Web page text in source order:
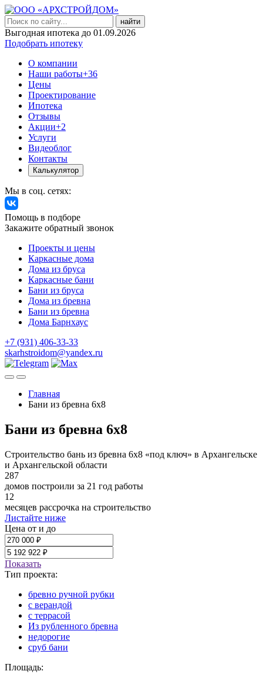
найти
Выгодная ипотека до 01.09.2026
Подобрать ипотеку
О компании
Наши работы+36
Цены
Проектирование
Ипотека
Отзывы
Акции+2
Услуги
Видеоблог
Контакты
Калькулятор
Мы в соц. сетях:
Помощь в подборе
Закажите обратный звонок
Проекты и цены
Каркасные дома
Дома из бруса
Каркасные бани
Бани из бруса
Дома из бревна
Бани из бревна
Дома Барнхаус
+7 (931) 406-33-33
skarhstroidom@yandex.ru
Главная
Бани из бревна 6х8
Бани из бревна 6х8
Строительство бань из бревна 6х8 «под ключ» в Архангельске
и Архангельской области
287
домов построили за 21 год работы
12
месяцев рассрочка на строительство
Листайте ниже
Цена от и до
Показать
Тип проекта:
бревно ручной рубки
с верандой
с террасой
Из рубленного бревна
недорогие
сруб бани
Площадь: